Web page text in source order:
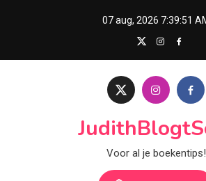
07 aug, 2026 7:39:52
Voor al je boekentips!